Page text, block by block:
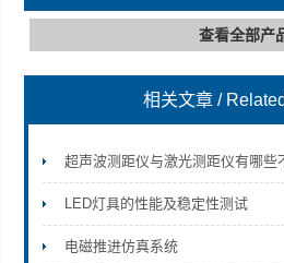
深圳市深博瑞仪器仪表有限公司
查看全部产
相关文章 /
超声波测距仪与激光测距仪有哪些
LED灯具的性能及稳定性测试
电磁推进仿真系统